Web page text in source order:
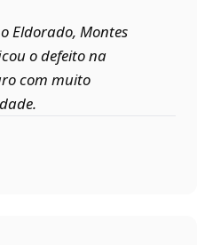
Eldorado, Montes
o defeito na
com muito